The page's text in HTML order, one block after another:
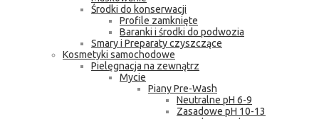
Środki do konserwacji
Profile zamknięte
Baranki i środki do podwozia
Smary i Preparaty czyszczące
Kosmetyki samochodowe
Pielęgnacja na zewnątrz
Mycie
Piany Pre-Wash
Neutralne pH 6-9
Zasadowe pH 10-13